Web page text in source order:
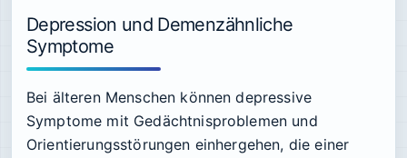
Depression und Demenzähnliche
Symptome
Bei älteren Menschen können depressive
Symptome mit Gedächtnisproblemen und
Orientierungsstörungen einhergehen, die einer